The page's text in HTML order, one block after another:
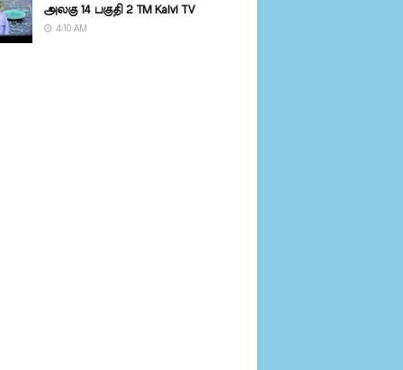
அலகு 14 பகுதி 2 TM Kalvi TV
4:10 AM